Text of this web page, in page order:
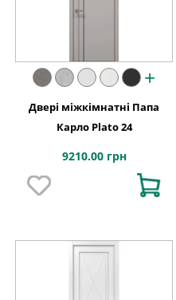
+
Двері міжкімнатні Папа
Карло Plato 24
9210.00 грн